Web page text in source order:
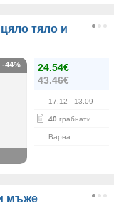
тяло и
24.54€
43.46€
17.12 - 13.09
40 грабнати
Варна
-44%
мъже